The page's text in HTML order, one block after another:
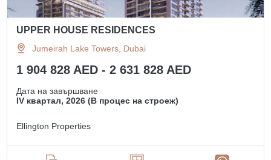
UPPER HOUSE RESIDENCES
Jumeirah Lake Towers, Dubai
1 904 828 AED - 2 631 828 AED
Дата на завършване
IV квартал, 2026 (В процес на строеж)
Ellington Properties